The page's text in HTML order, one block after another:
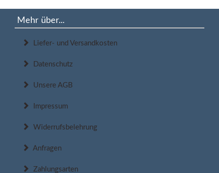
Mehr über...
Liefer- und Versandkosten
Datenschutz
Unsere AGB
Impressum
Widerrufsbelehrung
Anfragen
Zahlungsarten